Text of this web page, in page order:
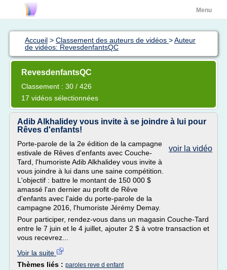
Menu
Accueil > Classement des auteurs de vidéos >Auteur
de vidéos: RevesdenfantsQC
RevesdenfantsQC
Classement : 30 / 426
17 vidéos sélectionnées
Adib Alkhalidey vous invite à se joindre à lui pour
Rêves d'enfants!
voir la vidéo
Porte-parole de la 2e édition de la campagne
estivale de Rêves d'enfants avec Couche-
Tard, l'humoriste Adib Alkhalidey vous invite à
vous joindre à lui dans une saine compétition.
L'objectif : battre le montant de 150 000 $
amassé l'an dernier au profit de Rêve
d'enfants avec l'aide du porte-parole de la
campagne 2016, l'humoriste Jérémy Demay.
Pour participer, rendez-vous dans un magasin Couche-Tard
entre le 7 juin et le 4 juillet, ajouter 2 $ à votre transaction et
vous recevrez...
Voir la suite
Thèmes liés : paroles reve d enfant